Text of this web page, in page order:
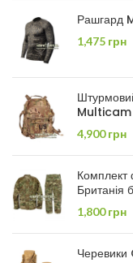
Рашгард
1,475 грн
Multicam
4,900грн
Британія
1,800грн